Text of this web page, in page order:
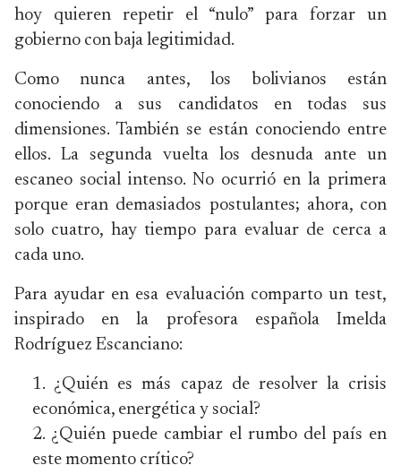
hoy quieren repetir el “nulo” para forzar un
gobierno con baja legitimidad.
Como nunca antes, los bolivianos están
conociendo a sus candidatos en todas sus
dimensiones. También se están conociendo entre
ellos. La segunda vuelta los desnuda ante un
escaneo social intenso. No ocurrió en la primera
porque eran demasiados postulantes; ahora, con
solo cuatro, hay tiempo para evaluar de cerca a
cada uno.
Para ayudar en esa evaluación comparto un test,
inspirado en la profesora española Imelda
Rodríguez Escanciano:
¿Quién es más capaz de resolver la crisis
económica, energética y social?
¿Quién puede cambiar el rumbo del país en
este momento crítico?